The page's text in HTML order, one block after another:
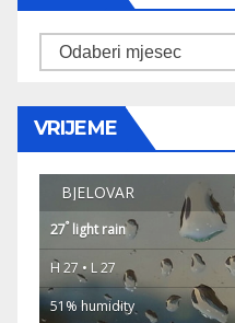
Arhiva
VRIJEME
BJELOVAR
27°light rain
H 27 • L 27
51% humidity